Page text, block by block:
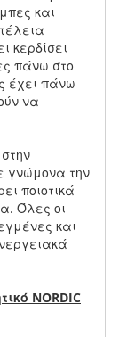
και
κερδίσει
πάνω στο
έχει πάνω
να
γνώμονα την
ποιοτικά
Όλες οι
και
NORDIC